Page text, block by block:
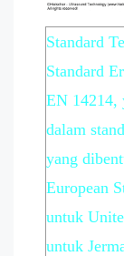
Standard
Standard
EN 14214,
dalam
yang
European
untuk
untuk